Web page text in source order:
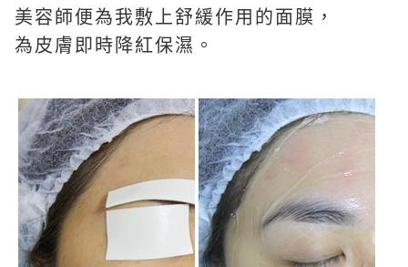
美容師便為我敷上舒緩作用的面膜，
為皮膚即時降紅保濕。